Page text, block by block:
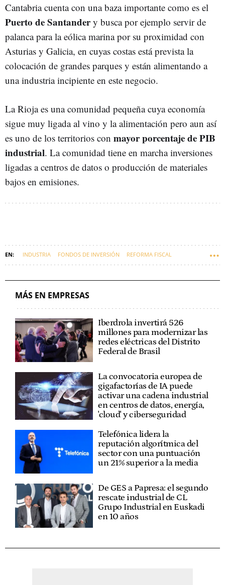
Cantabria cuenta con una baza importante como es el
Puerto de Santandery busca por ejemplo servir de
palanca para la eólica marina por su proximidad con
Asturias y Galicia, en cuyas costas está prevista la
colocación de grandes parques y están alimentando a
una industria incipiente en este negocio.
La Rioja es una comunidad pequeña cuya economía
sigue muy ligada al vino y la alimentación pero aun así
es uno de los territorios con mayor porcentaje de PIB
industrial. La comunidad tiene en marcha inversiones
ligadas a centros de datos o producción de materiales
bajos en emisiones.
INDUSTRIA FONDOS DE INVERSIÓN REFORMA FISCAL
MÁS EN EMPRESAS
Iberdrola invertirá 526
millones para modernizar las
redes eléctricas del Distrito
Federal de Brasil
La convocatoria europea de
gigafactorías de IA puede
activar una cadena industrial
en centros de datos, energía,
'cloud' y ciberseguridad
Telefónica lidera la
reputación algorítmica del
sector con una puntuación
un 21% superior a la media
De GES a Papresa: el segundo
rescate industrial de CL
Grupo Industrial en Euskadi
en 10 años